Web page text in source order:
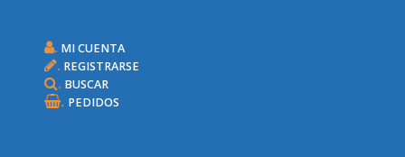
. MI CUENTA
. REGISTRARSE
. BUSCAR
. PEDIDOS